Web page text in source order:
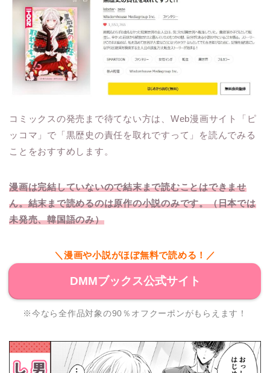
コミックスの発売まで待てない方は、Web漫画サイト「ピ
ッコマ」で「黒歴史の責任を取れですって」を読んでみる
ことをおすすめします。
漫画は完結していないので結末まで読むことはできませ
ん。結末まで読めるのは原作の小説のみです。（日本では
未発売、韓国語のみ）
＼漫画や小説がほぼ無料で読める！／
DMMブックス公式サイト
※今なら全作品対象の90％オフクーポンがもらえます！